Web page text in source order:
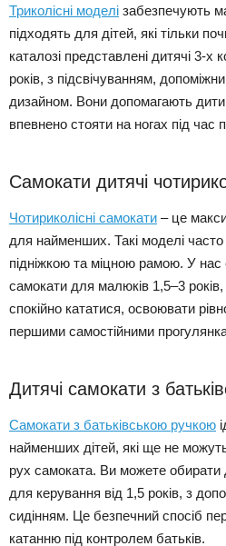
Триколісні моделі забезпечують
підходять для дітей, які тільки
каталозі представлені дитячі 3-х
років, з підсвічуванням,
дизайном. Вони допомагають
впевнено стояти на ногах під час
Самокати дитячі
Чотириколісні самокати – це
для найменших. Такі моделі
підніжкою та міцною рамою. У нас
самокати для малюків 1,5–3
спокійно кататися, освоювати
першими самостійними
Дитячі самокати з
Самокати з батьківською ручкою
найменших дітей, які ще не
рух самоката. Ви можете обирати
для керування від 1,5 років, з
сидінням. Це безпечний спосіб
катанню під контролем батьків.